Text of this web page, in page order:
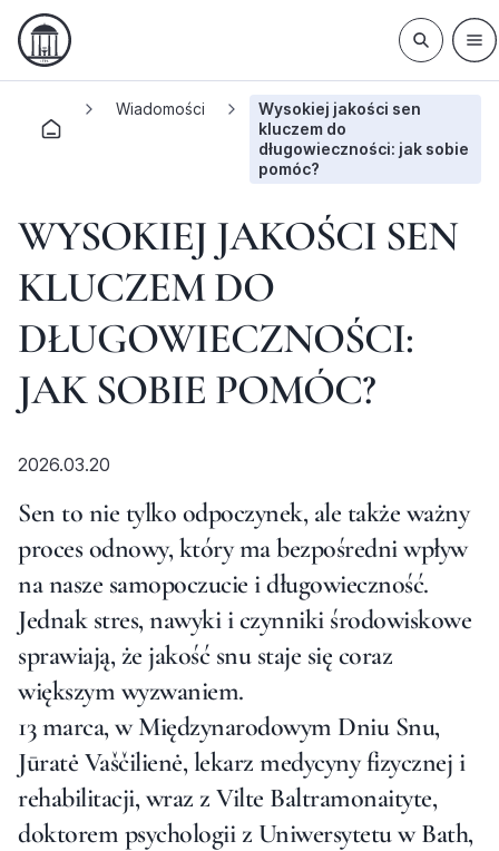
Wiadomości
Wysokiej jakości sen
kluczem do
długowieczności: jak sobie
pomóc?
WYSOKIEJ JAKOŚCI SEN
KLUCZEM DO
DŁUGOWIECZNOŚCI:
JAK SOBIE POMÓC?
2026.03.20
Sen to nie tylko odpoczynek, ale także ważny
proces odnowy, który ma bezpośredni wpływ
na nasze samopoczucie i długowieczność.
Jednak stres, nawyki i czynniki środowiskowe
sprawiają, że jakość snu staje się coraz
większym wyzwaniem.
13 marca, w Międzynarodowym Dniu Snu,
Jūratė Vaščilienė, lekarz medycyny fizycznej i
rehabilitacji, wraz z Vilte Baltramonaityte,
doktorem psychologii z Uniwersytetu w Bath,